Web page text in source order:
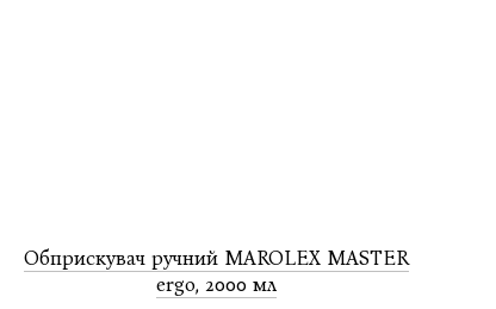
Обприскувач ручний MAROLEX MASTER
ergo, 2000 мл